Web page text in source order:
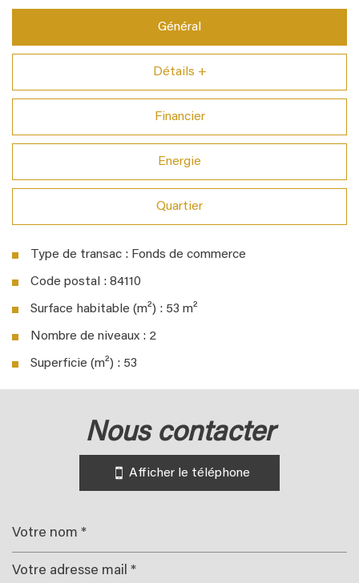
Général
Détails +
Financier
Energie
Quartier
Type de transac : Fonds de commerce
Code postal : 84110
Surface habitable (m²) : 53 m²
Nombre de niveaux : 2
Superficie (m²) : 53
la ville de vaison-la-romaine (84110)
nous contacter
Afficher le téléphone